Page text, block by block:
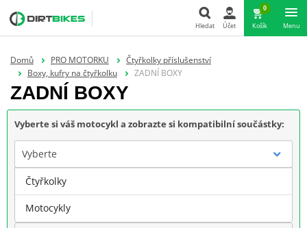
Hledat Účet
0
Košík Menu
Domů PRO MOTORKU
Čtyřkolky příslušenství
Boxy, kufry na čtyřkolku
ZADNÍ BOXY
ZADNÍ BOXY
Vyberte si váš motocykl a zobrazte si kompatibilní součástky:
Vyberte
Značka
Čtyřkolky
Motocykly